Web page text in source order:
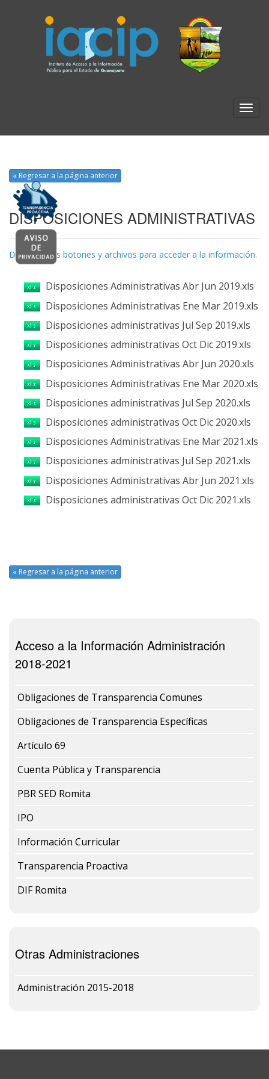
« Regresar a la página anterior
DISPOSICIONES ADMINISTRATIVAS
Da clic en los botones y archivos para acceder a la información.
Disposiciones Administrativas Abr Jun 2019.xls
Disposiciones Administrativas Ene Mar 2019.xls
Disposiciones administrativas Jul Sep 2019.xls
Disposiciones administrativas Oct Dic 2019.xls
Disposiciones Administrativas Abr Jun 2020.xls
Disposiciones Administrativas Ene Mar 2020.xls
Disposiciones administrativas Jul Sep 2020.xls
Disposiciones administrativas Oct Dic 2020.xls
Disposiciones Administrativas Ene Mar 2021.xls
Disposiciones administrativas Jul Sep 2021.xls
Disposiciones Administrativas Abr Jun 2021.xls
Disposiciones administrativas Oct Dic 2021.xls
« Regresar a la página anterior
Acceso a la Información Administración
2018-2021
Obligaciones de Transparencia Comunes
Obligaciones de Transparencia Específicas
Artículo 69
Cuenta Pública y Transparencia
PBR SED Romita
IPO
Información Curricular
Transparencia Proactiva
DIF Romita
Otras Administraciones
Administración 2015-2018